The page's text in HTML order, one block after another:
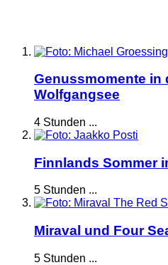
Genussmomente in
Wolfgangsee
4 Stunden ...
Finnlands Sommer
5 Stunden ...
Miraval und Four
5 Stunden ...